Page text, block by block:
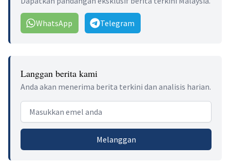
WhatsApp Telegram
Langgan berita kami
Anda akan menerima berita terkini dan analisis harian.
Email address
Melanggan